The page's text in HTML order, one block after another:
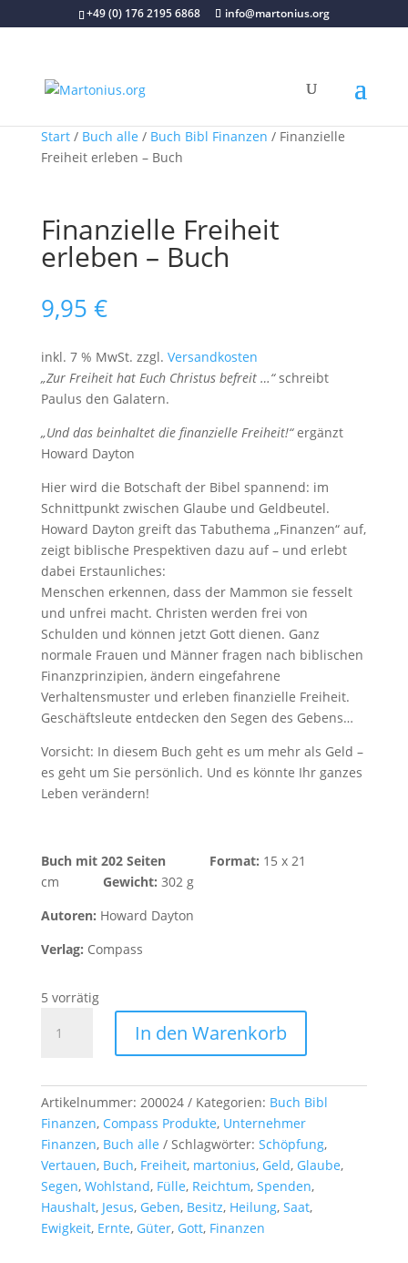
+49 (0) 176 2195 6868 info@martonius.org
Start/ Buch alle / Buch Bibl Finanzen / Finanzielle
Freiheit erleben – Buch
Finanzielle Freiheit
erleben – Buch
9,95 €
inkl. 7 % MwSt. zzgl. Versandkosten
„Zur Freiheit hat Euch Christus befreit …“schreibt
Paulus den Galatern.
„Und das beinhaltet die finanzielle Freiheit!“ergänzt
Howard Dayton
Hier wird die Botschaft der Bibel spannend: im
Schnittpunkt zwischen Glaube und Geldbeutel.
Howard Dayton greift das Tabuthema „Finanzen“ auf,
zeigt biblische Prespektiven dazu auf – und erlebt
dabei Erstaunliches:
Menschen erkennen, dass der Mammon sie fesselt
und unfrei macht. Christen werden frei von
Schulden und können jetzt Gott dienen. Ganz
normale Frauen und Männer fragen nach biblischen
Finanzprinzipien, ändern eingefahrene
Verhaltensmuster und erleben finanzielle Freiheit.
Geschäftsleute entdecken den Segen des Gebens…
Vorsicht: In diesem Buch geht es um mehr als Geld –
es geht um Sie persönlich. Und es könnte Ihr ganzes
Leben verändern!
Buch mit 202 Seiten Format: 15 x 21
cm Gewicht: 302 g
Autoren: Howard Dayton
Verlag: Compass
5 vorrätig
Freiheit
Buch
Menge
In den Warenkorb
Artikelnummer: 200024 Kategorien: Buch Bibl
Finanzen, Compass Produkte, Unternehmer
Finanzen, Buch alle Schlagwörter: Schöpfung,
Vertauen, Buch, Freiheit, martonius, Geld, Glaube,
Segen, Wohlstand, Fülle, Reichtum, Spenden,
Haushalt, Jesus, Geben, Besitz, Heilung, Saat,
Ewigkeit, Ernte, Güter, Gott, Finanzen